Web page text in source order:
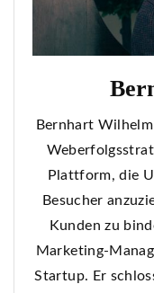
Bernhart
Plattform, die
Besucher
Kunden zu
Marketing-
Startup. Er